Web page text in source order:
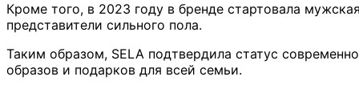
Кроме того, в 2023 году в бренде стартовала
представители сильного пола.
Таким образом, SELA подтвердила статус
образов и подарков для всей семьи.